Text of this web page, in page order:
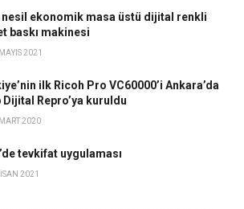
nesil ekonomik masa üstü dijital renkli
baskı makinesi
2021
ilk Ricoh Pro VC60000’i Ankara’da
Dijital Repro’ya kuruldu
2020
tevkifat uygulaması
2021